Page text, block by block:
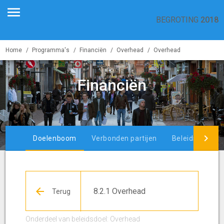
BEGROTING 2018
Home Programma's Financiën Overhead Overhead
Financiën
Doelenboom Verbonden partijen
8.2.1 Overhead
Onderdeel van beleidsdoel: Overhead